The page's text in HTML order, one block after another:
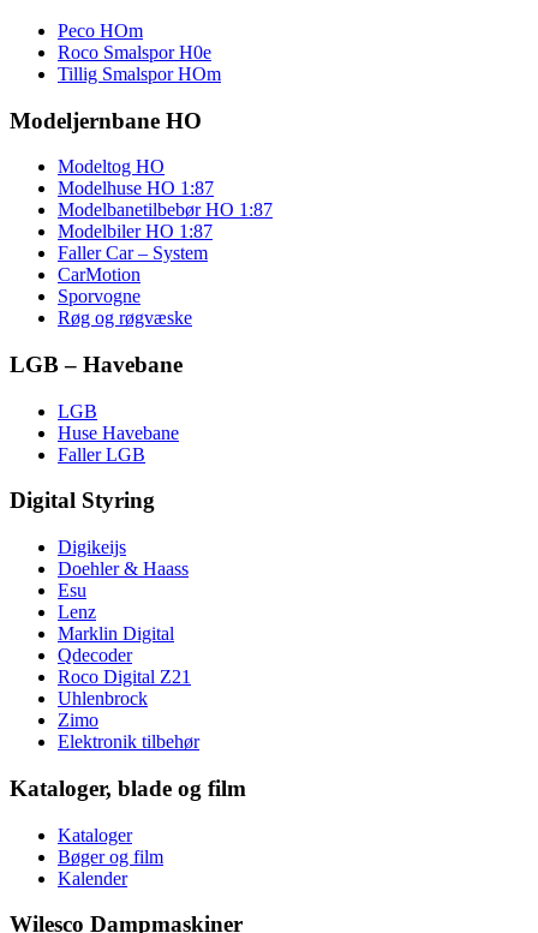
Peco HOm
Roco Smalspor H0e
Tillig Smalspor HOm
Modeljernbane HO
Modeltog HO
Modelhuse HO 1:87
Modelbanetilbebør HO 1:87
Modelbiler HO 1:87
Faller Car – System
CarMotion
Sporvogne
Røg og røgvæske
LGB – Havebane
LGB
Huse Havebane
Faller LGB
Digital Styring
Digikeijs
Doehler & Haass
Esu
Lenz
Marklin Digital
Qdecoder
Roco Digital Z21
Uhlenbrock
Zimo
Elektronik tilbehør
Kataloger, blade og film
Kataloger
Bøger og film
Kalender
Wilesco Dampmaskiner